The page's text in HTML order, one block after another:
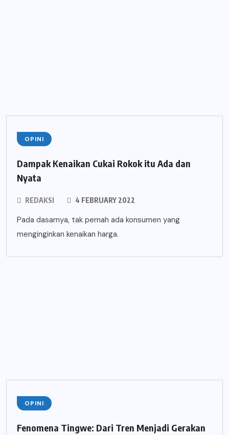
OPINI
Dampak Kenaikan Cukai Rokok itu Ada dan
Nyata
REDAKSI 4 FEBRUARY 2022
Pada dasarnya, tak pernah ada konsumen yang
menginginkan kenaikan harga.
OPINI
Fenomena Tingwe: Dari Tren Menjadi Gerakan